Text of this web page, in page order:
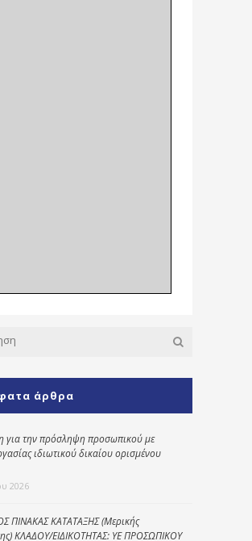
άρθρα
για την πρόσληψη προσωπικού με
ιδιωτικού δικαίου ορισμένου
2026
ΠΙΝΑΚΑΣ ΚΑΤΑΤΑΞΗΣ (Μερικής
ΚΛΑΔΟΥ/ΕΙΔΙΚΟΤΗΤΑΣ: ΥΕ ΠΡΟΣΩΠΙΚΟΥ